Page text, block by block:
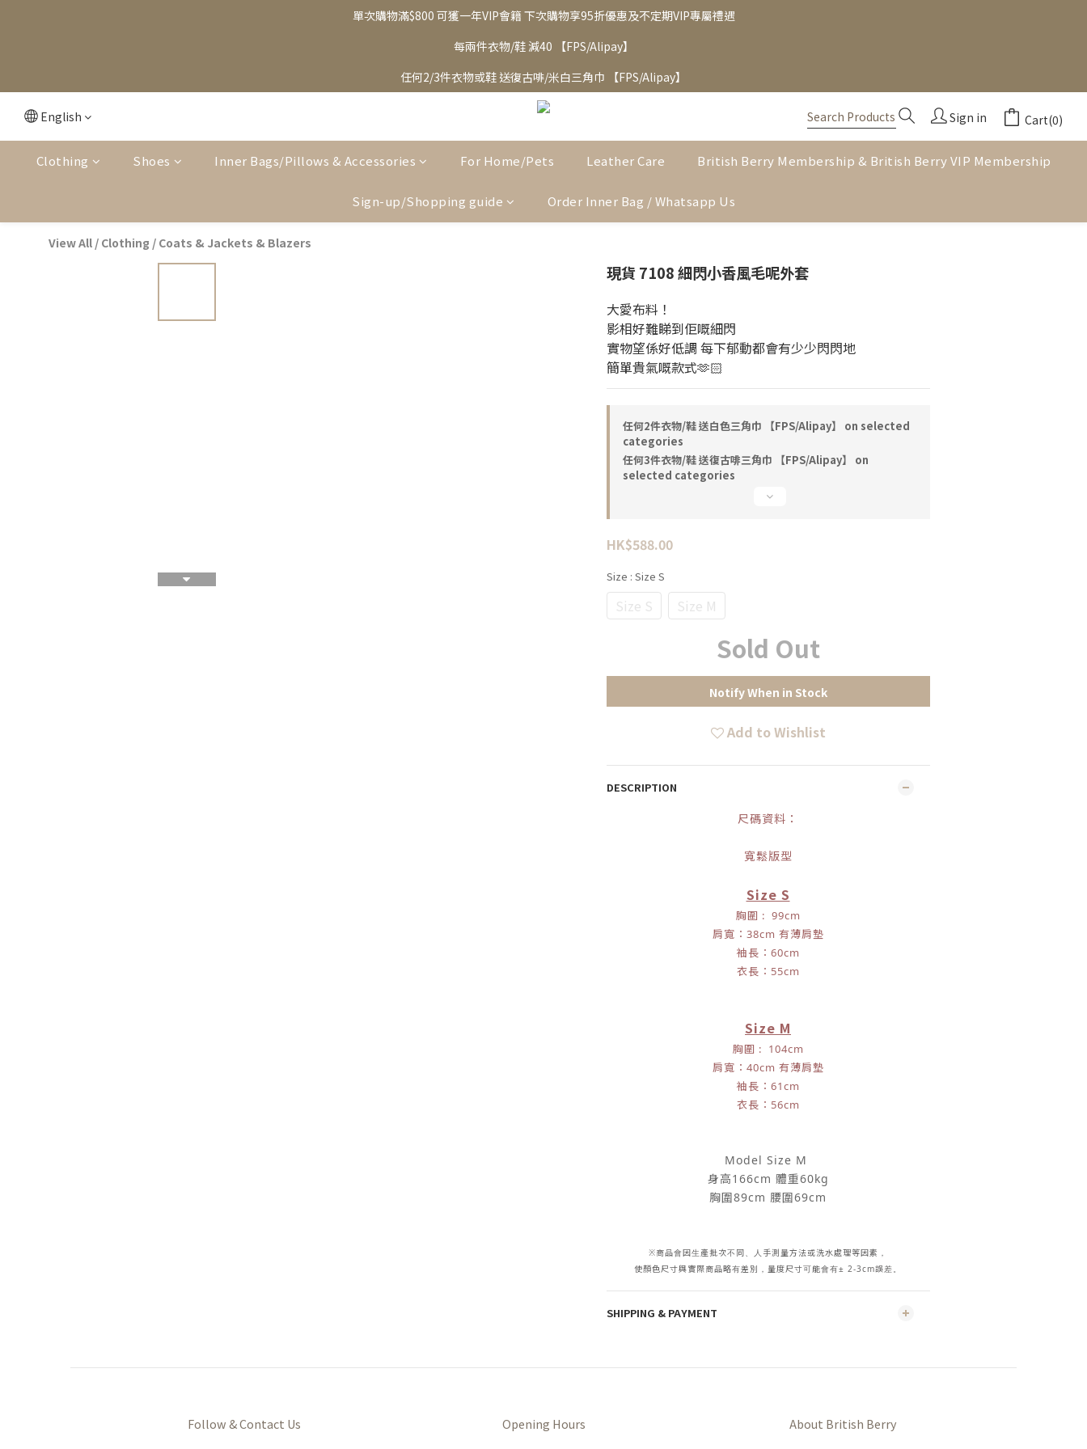
單次購物滿$800 可獲一年VIP會籍 下次購物享95折優惠及不定期VIP專屬禮遇
每兩件衣物/鞋 減40 【FPS/Alipay】
任何2/3件衣物或鞋 送復古啡/米白三角巾 【FPS/Alipay】
English Sign in Cart(0)
Clothing Shoes Inner Bags/Pillows & Accessories For Home/Pets Leather Care British Berry Membership & British Berry VIP Membership
Sign-up/Shopping guide Order Inner Bag / Whatsapp Us
View All / Clothing / Coats & Jackets & Blazers
現貨 7108 細閃小香風毛呢外套
大愛布料！
影相好難睇到佢嘅細閃
實物望係好低調 每下郁動都會有少少閃閃地
簡單貴氣嘅款式🫶🏻
任何2件衣物/鞋 送白色三角巾 【FPS/Alipay】 on selected
categories
任何3件衣物/鞋 送復古啡三角巾 【FPS/Alipay】 on
selected categories
HK$588.00
Size : Size S
Size S Size M
Sold Out
Notify When in Stock
Add to Wishlist
DESCRIPTION
尺碼資料：
寬鬆版型
Size S
胸圍 : 99cm
肩寬：38cm 有薄肩墊
袖長：60cm
衣長：55cm
Size M
胸圍 : 104cm
肩寬：40cm 有薄肩墊
袖長：61cm
衣長：56cm
Model Size M
身高166cm 體重60kg
胸圍89cm 腰圍69cm
※商品會因生產批次不同、人手測量方法或洗水處理等因素，
使顏色尺寸與實際商品略有差別，量度尺寸可能會有± 2-3cm誤差。
SHIPPING & PAYMENT
Follow & Contact Us Opening Hours About British Berry